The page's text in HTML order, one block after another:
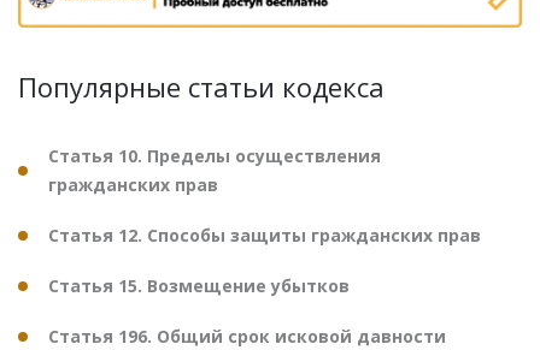
Популярные статьи кодекса
Статья 10. Пределы осуществления
гражданских прав
Статья 12. Способы защиты гражданских прав
Статья 15. Возмещение убытков
Статья 196. Общий срок исковой давности